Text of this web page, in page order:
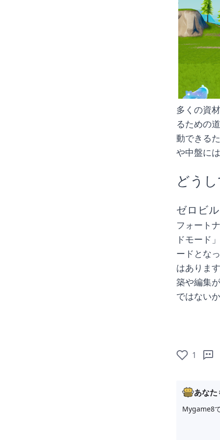
多くの資
るための
動できる
や中盤に
どう
ゼロビ
フォート
ドモード
ードとな
はありま
築や編集
ではない
1
あな
Mygame8